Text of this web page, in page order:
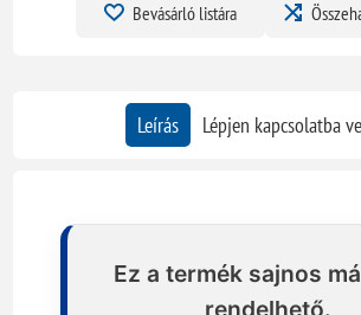
Bevásárló listára
Leírás Lépjen kapcsolatba
Ez a termék sajnos